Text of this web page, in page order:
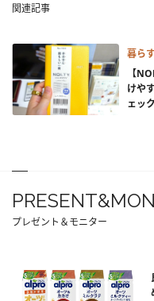
関連記事
暮ら
【
けや
ェック
プレゼント＆モニター